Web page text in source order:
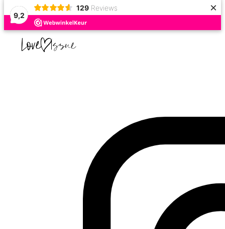
9,2
129 Reviews ×